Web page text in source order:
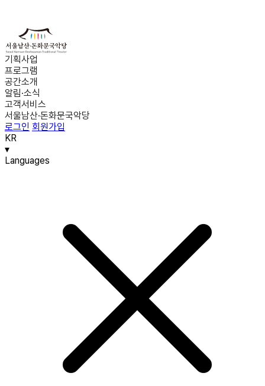
기획사업
프로그램
공간소개
알림·소식
고객서비스
서울남산·돈화문국악당
로그인 회원가입
KR
▾
Languages